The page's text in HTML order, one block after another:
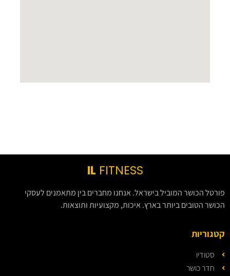
IL FITNESS
פורטל הכושר המוביל בישראל. אנחנו מחברים בין מתאמנים לעסקי
הכושר הטובים ביותר בארץ. איכות, מקצועיות ותוצאות.
קטגוריות
סטודיו
חדר כושר